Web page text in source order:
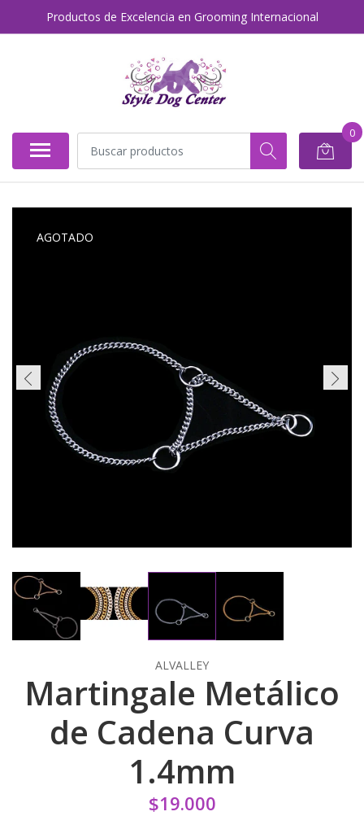
Productos de Excelencia en Grooming Internacional
0
AGOTADO
ALVALLEY
Martingale Metálico
de Cadena Curva
1.4mm
$19.000